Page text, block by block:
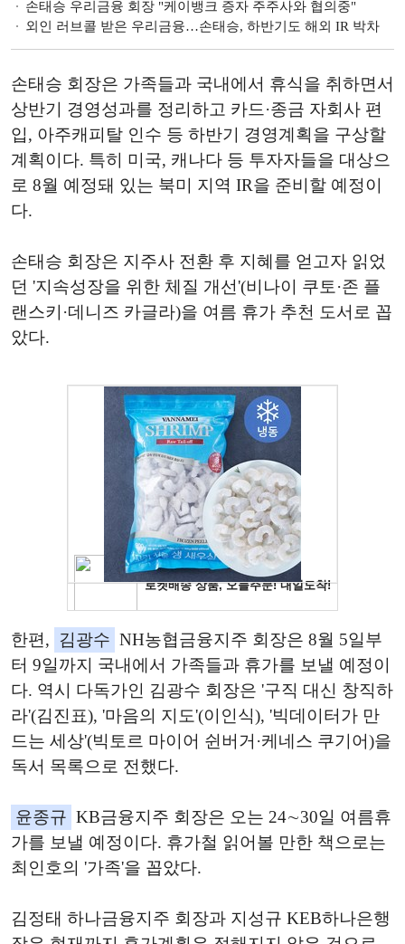
손태승 우리금융 회장 "케이뱅크 증자 주주사와 협의중"
외인 러브콜 받은 우리금융…손태승, 하반기도 해외 IR 박차
손태승 회장은 가족들과 국내에서 휴식을 취하면서
상반기 경영성과를 정리하고 카드·종금 자회사 편
입, 아주캐피탈 인수 등 하반기 경영계획을 구상할
계획이다. 특히 미국, 캐나다 등 투자자들을 대상으
로 8월 예정돼 있는 북미 지역 IR을 준비할 예정이
다.
손태승 회장은 지주사 전환 후 지혜를 얻고자 읽었
던 '지속성장을 위한 체질 개선'(비나이 쿠토·존 플
랜스키·데니즈 카글라)을 여름 휴가 추천 도서로 꼽
았다.
한편, 김광수 NH농협금융지주 회장은 8월 5일부
터 9일까지 국내에서 가족들과 휴가를 보낼 예정이
다. 역시 다독가인 김광수 회장은 '구직 대신 창직하
라'(김진표), '마음의 지도'(이인식), '빅데이터가 만
드는 세상'(빅토르 마이어 쉰버거·케네스 쿠기어)을
독서 목록으로 전했다.
윤종규 KB금융지주 회장은 오는 24∼30일 여름휴
가를 보낼 예정이다. 휴가철 읽어볼 만한 책으로는
최인호의 '가족'을 꼽았다.
김정태 하나금융지주 회장과 지성규 KEB하나은행